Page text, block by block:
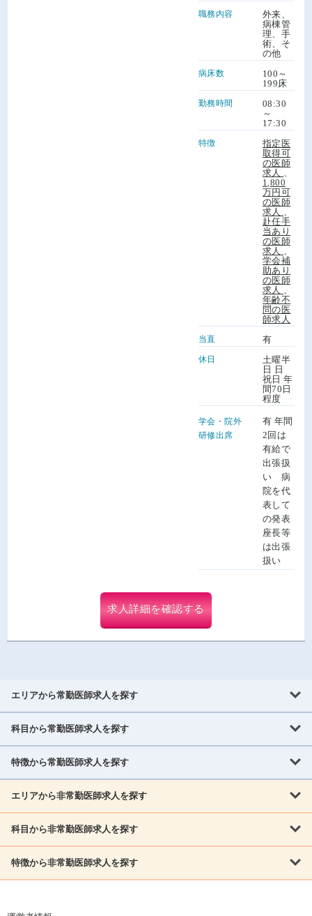
職務内容
外来、
病棟管
理、手
術、そ
の他
病床数
100～
199床
勤務時間
08:30
～
17:30
特徴
指定医
取得可
の医師
求人
1,800
万円可
の医師
求人
赴任手
当あり
の医師
求人
学会補
助あり
の医師
求人
年齢不
問の医
師求人
当直 有
休日
土曜半
日 日
祝日 年
間70日
程度
学会・院外
研修出席
有 年間
2回は
有給で
出張扱
い 病
院を代
表して
の発表
座長等
は出張
扱い
求人詳細を確認する
エリアから常勤医師求人を探す
北海道・東北
北海道 青森県 岩手県
茨城県 栃木県 群馬県
神奈川県 山梨県
北信越
科目から常勤医師求人を探す
内科系
消化器科 呼吸器科
リウマチ科 外科 消化器外科
脳神経外科 乳腺外科 泌尿器科 整形外科 形成外科
特徴から常勤医師求人を探す
救急対応なし 女性医師歓迎
施設長募集 年齢不問 外来のみ
エリアから非常勤医師求人を探す
北海道・東北
北海道 青森県 岩手県
科目から非常勤医師求人を探す
内科系
特徴から非常勤医師求人を探す